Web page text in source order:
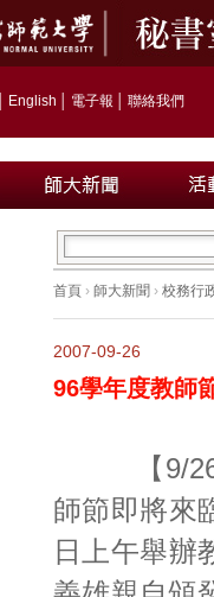
English 電子報 聯絡我們
首頁 › 師大新聞 › 校務行
2007-09-26
96學年度教師
【9/26
師節即將來
日上午舉辦